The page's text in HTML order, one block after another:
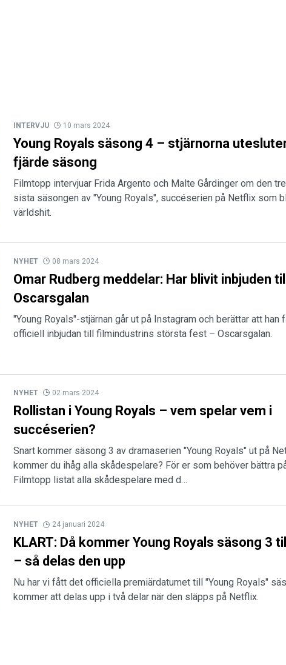
INTERVJU 10 mars 2024
Young Royals säsong 4 – stjärnorna
fjärde säsong
Filmtopp intervjuar Frida Argento och Malte Gårdinger om den
sista säsongen av "Young Royals", succéserien på Netflix som
världshit.
NYHET 08 mars 2024
Omar Rudberg meddelar: Har blivit inbjuden till
Oscarsgalan
"Young Royals"-stjärnan går ut på Instagram och berättar att han
officiell inbjudan till filmindustrins största fest – Oscarsgalan.
NYHET 02 mars 2024
Rollistan i Young Royals – vem spelar vem i
succéserien?
Snart kommer säsong 3 av dramaserien "Young Royals" ut på
kommer du ihåg alla skådespelare? För er som behöver bättra
Filmtopp listat alla skådespelare med d…
NYHET 24 januari 2024
KLART: Då kommer Young Royals säsong 3
– så delas den upp
Nu har vi fått det officiella premiärdatumet till "Young Royals"
kommer att delas upp i två delar när den släpps på Netflix.